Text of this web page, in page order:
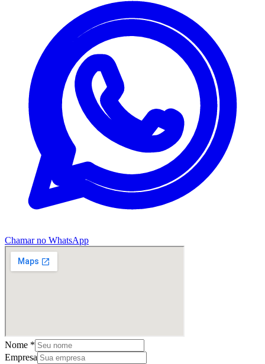
Chamar no WhatsApp
Nome *
Empresa